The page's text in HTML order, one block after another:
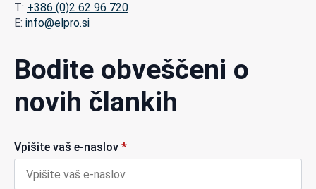
T: +386 (0)2 62 96 720
E: info@elpro.si
Bodite obveščeni o
novih člankih
Vpišite vaš e-naslov *